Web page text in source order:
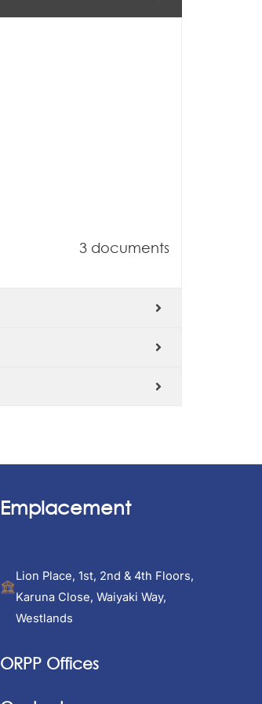
3 documents
Emplacement
Lion Place, 1st, 2nd & 4th Floors,
Karuna Close, Waiyaki Way,
Westlands
ORPP Offices